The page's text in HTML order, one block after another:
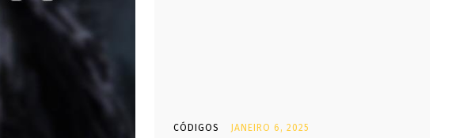
CÓDIGOS JANEIRO 6, 2025